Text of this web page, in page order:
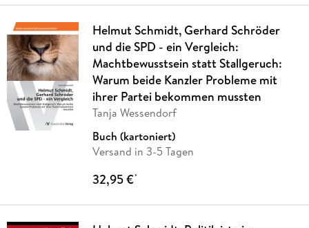
Helmut Schmidt, Gerhard Schröder
und die SPD - ein Vergleich:
Machtbewusstsein statt Stallgeruch:
Warum beide Kanzler Probleme mit
ihrer Partei bekommen mussten
Tanja Wessendorf
Buch (kartoniert)
Versand in 3-5 Tagen
32,95 €*